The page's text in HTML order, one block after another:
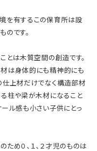
を有するこの保育所は設
です。
とは木質空間の創造です。
は身体的にも精神的にも
仕上材だけでなく構造部材
柱や梁が木材になること
ル感も小さい子供にとっ
め０、１、２才児のものは